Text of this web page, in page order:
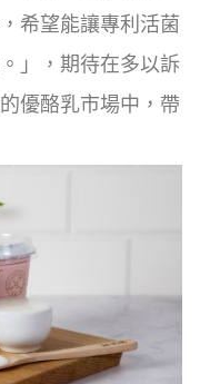
希望能讓專利活菌
」，期待在多以訴
優酪乳市場中，帶